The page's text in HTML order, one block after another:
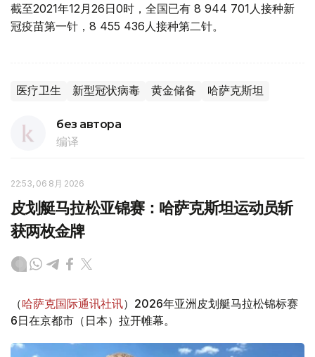
截至2021年12月26日0时，全国已有 8 944 701人接种新
冠疫苗第一针，8 455 436人接种第二针。
医疗卫生 新型冠状病毒 黄金储备 哈萨克斯坦
без автора
编译
22:53, 06 8月 2026
皮划艇马拉松亚锦赛：哈萨克斯坦运动员斩
获两枚金牌
（哈萨克国际通讯社讯）2026年亚洲皮划艇马拉松锦标赛
6日在京都市（日本）拉开帷幕。